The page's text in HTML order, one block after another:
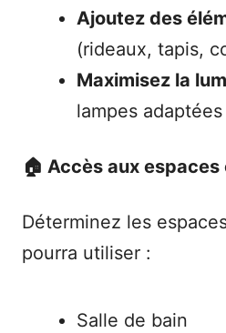
Ajoutez des
(rideaux, tapis,
Maximisez la
lampes adaptées
🏠 Accès aux espaces
Déterminez les
pourra utiliser :
Salle de bain